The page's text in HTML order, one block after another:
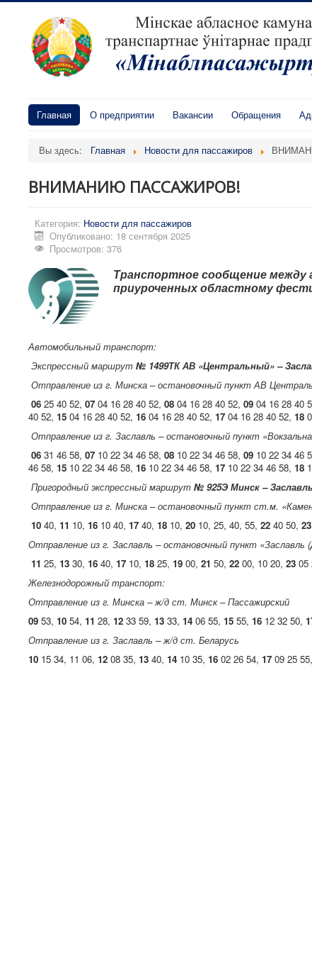
Главная О предприятии Вакансии Обращения
Вы здесь: Главная Новости для пассажиров
ВНИМАНИЮ ПАССАЖИРОВ!
Категория: Новости для пассажиров
Опубликовано: 18 сентября 2025
Просмотров: 376
Транспортное сообщение между
приуроченных областному
Автомобильный транспорт:
Экспрессный маршрут № 1499ТК АВ «Центральный» –
Отправление из г. Минска – остановочный пункт АВ
06 25 40 52, 07 04 16 28 40 52, 08 04 16 28 40 52, 09 04 16 28 40
40 52, 15 04 16 28 40 52, 16 04 16 28 40 52, 17 04 16 28 40 52, 18
Отправление из г. Заславль – остановочный пункт
06 31 46 58, 07 10 22 34 46 58, 08 10 22 34 46 58, 09 10 22 34 46
46 58, 15 10 22 34 46 58, 16 10 22 34 46 58, 17 10 22 34 46 58, 18
Пригородный экспрессный маршрут № 925Э Минск –
Отправление из г. Минска – остановочный пункт ст.м.
10 40, 11 10, 16 10 40, 17 40, 18 10, 20 10, 25, 40, 55, 22 40 50, 23
Отправление из г. Заславль – остановочный пункт «Заславль
11 25, 13 30, 16 40, 17 10, 18 25, 19 00, 21 50, 22 00, 10 20, 23 05
Железнодорожный транспорт:
Отправление из г. Минска – ж/д ст. Минск – Пассажирский
09 53, 10 54, 11 28, 12 33 59, 13 33, 14 06 55, 15 55, 16 12 32 50,
Отправление из г. Заславль – ж/д ст. Беларусь
10 15 34, 11 06, 12 08 35, 13 40, 14 10 35, 16 02 26 54, 17 09 25 55,